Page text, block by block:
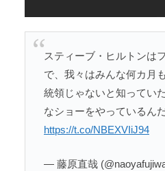
スティーブ・ヒルトンは
で、我々はみんな何カ月
統領じゃないと知ってい
なショーをやっているん
https://t.co/NBEXVIiJ94
— 藤原直哉